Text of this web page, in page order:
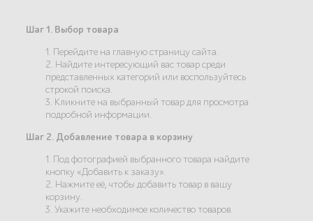
Шаг 1. Выбор товара
1. Перейдите на главную страницу сайта.
2. Найдите интересующий вас товар среди
представленных категорий или воспользуйтесь
строкой поиска.
3. Кликните на выбранный товар для просмотра
подробной информации.
Шаг 2. Добавление товара в корзину
1. Под фотографией выбранного товара найдите
кнопку «Добавить к заказу».
2. Нажмите её, чтобы добавить товар в вашу
корзину.
3. Укажите необходимое количество товаров.